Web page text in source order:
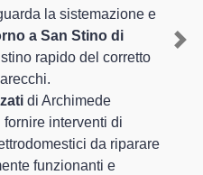
la sistemazione e
a San Stino di
rapido del corretto
di Archimede
interventi di
da riparare
funzionanti e